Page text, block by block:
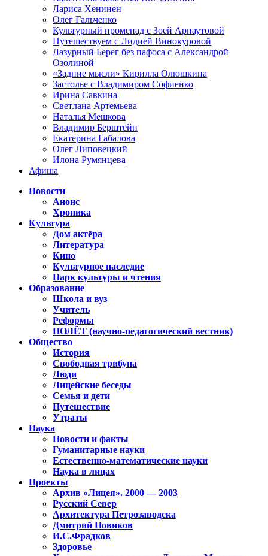
Лариса Хенинен
Олег Гальченко
Культурный променад с Зоей Арнаутовой
Путешествуем с Лидией Винокуровой
Лазурный Берег без пафоса с Александрой
Озолиной
«Задние мысли» Кирилла Олюшкина
Застолье с Владимиром Софиенко
Ирина Савкина
Светлана Артемьева
Наталья Мешкова
Владимир Берштейн
Екатерина Габалова
Олег Липовецкий
Илона Румянцева
Афиша
Новости
Анонс
Хроника
Культура
Дом актёра
Литература
Кино
Культурное наследие
Парк культуры и чтения
Образование
Школа и вуз
Учитель
Реформы
ПОЛЁТ (научно-педагогический вестник)
Общество
История
Свободная трибуна
Люди
Лицейские беседы
Семья и дети
Путешествие
Утраты
Наука
Новости и факты
Гуманитарные науки
Естественно-математические науки
Наука в лицах
Проекты
Архив «Лицея». 2000 — 2003
Русский Север
Архитектура Петрозаводска
Дмитрий Новиков
И.С.Фрадков
Здоровье